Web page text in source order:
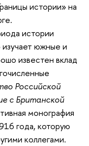
истории» на
истории
южные и
известен вклад
Российской
с Британской
монография
года, которую
коллегами.